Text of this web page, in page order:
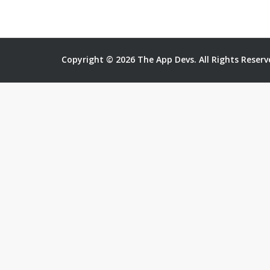
Copyright © 2026 The App Devs. All Rights